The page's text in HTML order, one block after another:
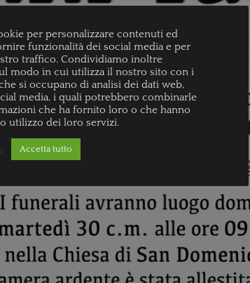
per personalizzare contenuti ed
funzionalità dei social media e per
traffico. Condividiamo inoltre
modo in cui utilizza il nostro sito con i
si occupano di analisi dei dati web,
media, i quali potrebbero combinarle
che ha fornito loro o che hanno
utilizzo dei loro servizi.
Accetta tutto